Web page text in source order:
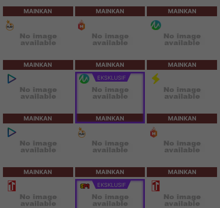
MAINKAN MAINKAN MAINKAN
MAINKAN MAINKAN MAINKAN
MAINKAN
EKSKLUSIF
MAINKAN MAINKAN
MAINKAN MAINKAN MAINKAN
EKSKLUSIF